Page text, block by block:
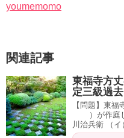
youmemomo
関連記事
東福寺方
定三級過去
【問題】東
）が作庭し
川治兵衛 （イ